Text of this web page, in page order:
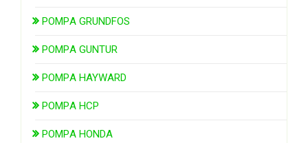
POMPA GRUNDFOS
POMPA GUNTUR
POMPA HAYWARD
POMPA HCP
POMPA HONDA